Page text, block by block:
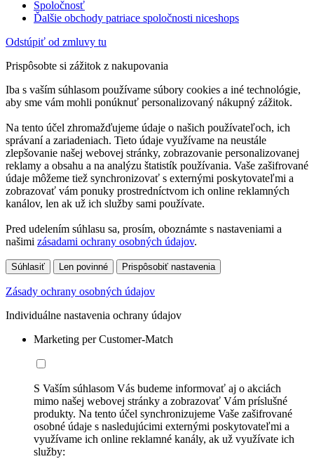
Spoločnosť
Ďalšie obchody patriace spoločnosti niceshops
Odstúpiť od zmluvy tu
Prispôsobte si zážitok z nakupovania
Iba s vaším súhlasom používame súbory cookies a iné technológie,
aby sme vám mohli ponúknuť personalizovaný nákupný zážitok.
Na tento účel zhromažďujeme údaje o našich používateľoch, ich
správaní a zariadeniach. Tieto údaje využívame na neustále
zlepšovanie našej webovej stránky, zobrazovanie personalizovanej
reklamy a obsahu a na analýzu štatistík používania. Vaše zašifrované
údaje môžeme tiež synchronizovať s externými poskytovateľmi a
zobrazovať vám ponuky prostredníctvom ich online reklamných
kanálov, len ak už ich služby sami používate.
Pred udelením súhlasu sa, prosím, oboznámte s nastaveniami a
našimi zásadami ochrany osobných údajov.
Súhlasiť Len povinné Prispôsobiť nastavenia
Zásady ochrany osobných údajov
Individuálne nastavenia ochrany údajov
Marketing per Customer-Match
S Vaším súhlasom Vás budeme informovať aj o akciách
mimo našej webovej stránky a zobrazovať Vám príslušné
produkty. Na tento účel synchronizujeme Vaše zašifrované
osobné údaje s nasledujúcimi externými poskytovateľmi a
využívame ich online reklamné kanály, ak už využívate ich
služby: